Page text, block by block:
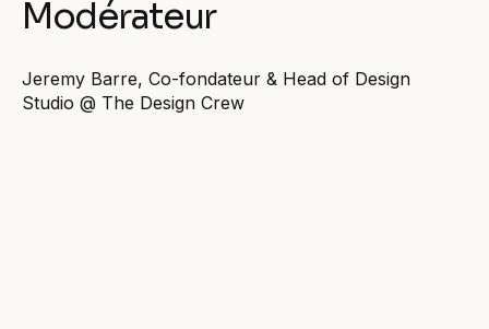
Modérateur
Jeremy Barre, Co-fondateur & Head of Design
Studio @ The Design Crew